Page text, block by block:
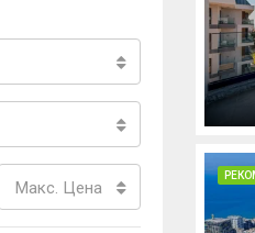
Макс. Цена